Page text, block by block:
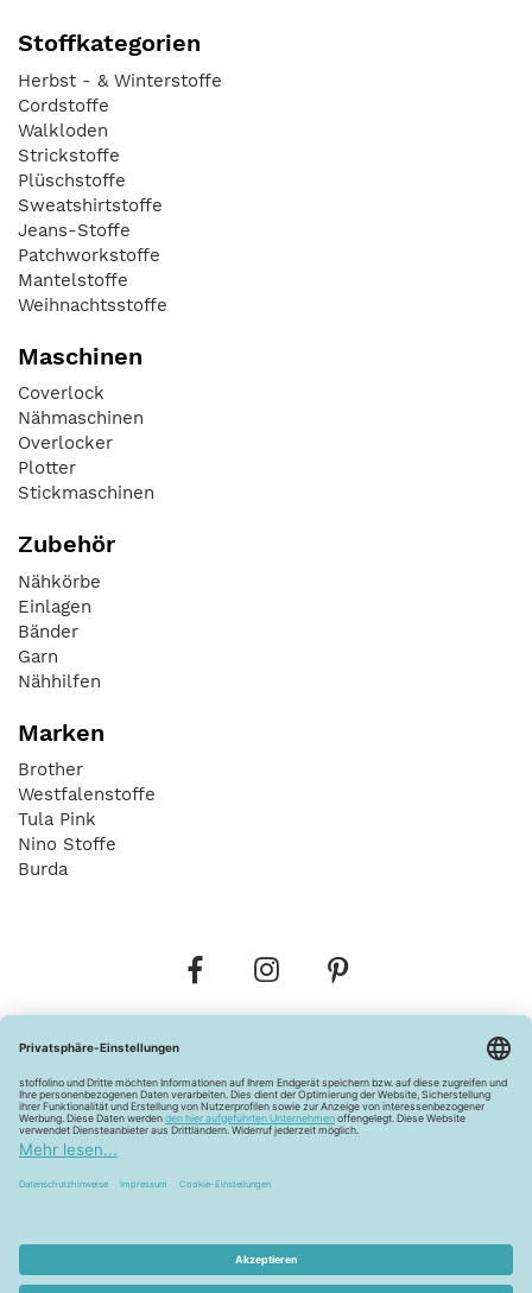
Stoffkategorien
Herbst - & Winterstoffe
Cordstoffe
Walkloden
Strickstoffe
Plüschstoffe
Sweatshirtstoffe
Jeans-Stoffe
Patchworkstoffe
Mantelstoffe
Weihnachtsstoffe
Maschinen
Coverlock
Nähmaschinen
Overlocker
Plotter
Stickmaschinen
Zubehör
Nähkörbe
Einlagen
Bänder
Garn
Nähhilfen
Marken
Brother
Westfalenstoffe
Tula Pink
Nino Stoffe
Burda
Widerrufsbelehrung Vertrag widerrufen
Barrierefreiheitserklärung
Pflegehinweise